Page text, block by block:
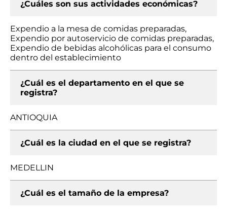
¿Cuáles son sus actividades económicas?
Expendio a la mesa de comidas preparadas,
Expendio por autoservicio de comidas preparadas,
Expendio de bebidas alcohólicas para el consumo
dentro del establecimiento
¿Cuál es el departamento en el que se
registra?
ANTIOQUIA
¿Cuál es la ciudad en el que se registra?
MEDELLIN
¿Cuál es el tamaño de la empresa?